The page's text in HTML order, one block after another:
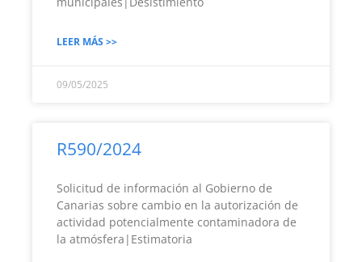
LEER MÁS >>
09/05/2025
R590/2024
Solicitud de información al Gobierno de
Canarias sobre cambio en la autorización de
actividad potencialmente contaminadora de
la atmósfera|Estimatoria